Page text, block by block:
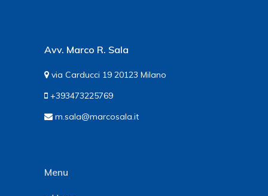
Avv. Marco R. Sala
via Carducci 19 20123 Milano
+393473225769
m.sala@marcosala.it
Menu